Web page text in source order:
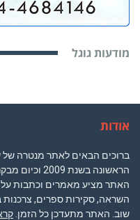
מודעות גוגל
אודות
ברוכים הבאים לאתר מנטרה של
האתר מציע מאמרים וכתבות על
השראה, סקירות ספרים, צרכנות
שוב. האתר מתעדכן כל הזמן.